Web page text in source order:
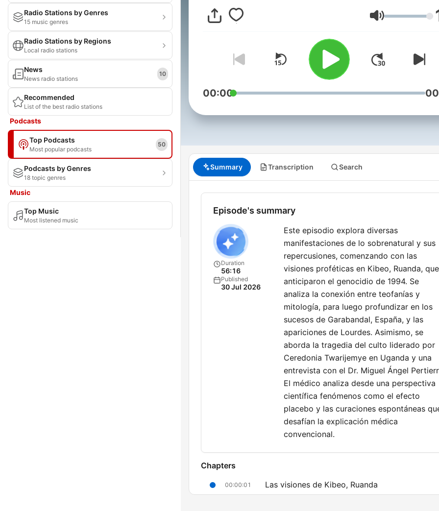
Radio Stations by Genres
15 music genres
Radio Stations by Regions
Local radio stations
News
News radio stations
10
Recommended
List of the best radio stations
Podcasts
Top Podcasts
Most popular podcasts
50
Podcasts by Genres
18 topic genres
Music
Top Music
Most listened music
del miedo y que te paraliza
ante algo que puede ser
Volume
00:00
Summary Transcription Search
Episode's summary
Duration
56:16
Published
30 Jul 2026
Este episodio explora diversas
manifestaciones de lo sobrenatural y sus
repercusiones, comenzando con las
visiones proféticas en Kibeo, Ruanda, que
anticiparon el genocidio de 1994. Se
analiza la conexión entre teofanías y
mitología, para luego profundizar en los
sucesos de Garabandal, España, y las
apariciones de Lourdes. Asimismo, se
aborda la tragedia del culto liderado por
Ceredonia Twarijemye en Uganda y una
entrevista con el Dr. Miguel Ángel
El médico analiza desde una perspectiva
científica fenómenos como el efecto
placebo y las curaciones espontáneas
desafían la explicación médica
convencional.
Chapters
00:00:01 Las visiones de Kibeo, Ruanda